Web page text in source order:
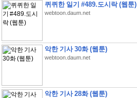
퀴퀴한 일기 #489.도시락 (웹툰)
webtoon.daum.net
악한 기사 30화 (웹툰)
webtoon.daum.net
악한 기사 28화 (웹툰)